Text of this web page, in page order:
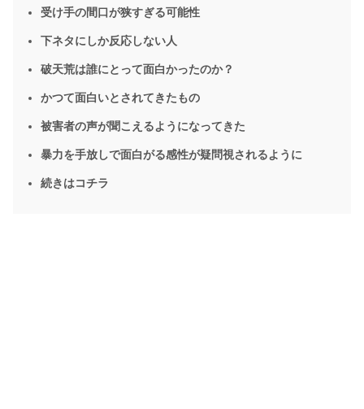
受け手の間口が狭すぎる可能性
下ネタにしか反応しない人
破天荒は誰にとって面白かったのか？
かつて面白いとされてきたもの
被害者の声が聞こえるようになってきた
暴力を手放しで面白がる感性が疑問視されるように
続きはコチラ